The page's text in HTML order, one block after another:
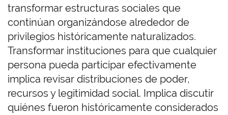
transformar estructuras sociales que
continúan organizándose alrededor de
privilegios históricamente naturalizados.
Transformar instituciones para que cualquier
persona pueda participar efectivamente
implica revisar distribuciones de poder,
recursos y legitimidad social. Implica discutir
quiénes fueron históricamente considerados